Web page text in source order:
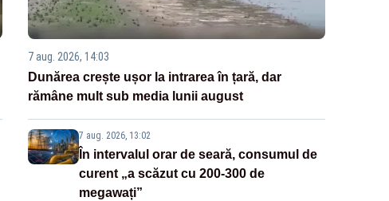
7 aug. 2026, 14:03
Dunărea crește ușor la intrarea în țară, dar
rămâne mult sub media lunii august
7 aug. 2026, 13:02
În intervalul orar de seară, consumul de
curent „a scăzut cu 200-300 de
megawați”